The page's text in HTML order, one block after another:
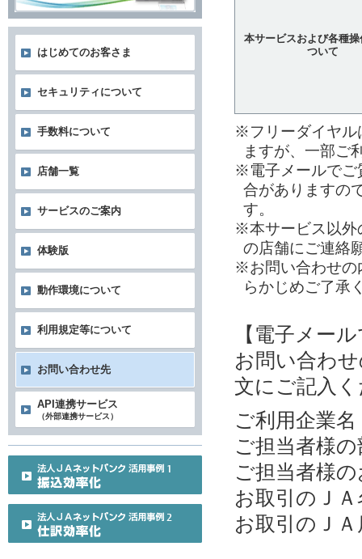
本サービスおよび各種操
ついて
※フリーダイヤル
ますが、一部ご
※電子メールでご
合がありますの
す。
※本サービス以外
の店舗にご連絡
※お問い合わせの
らかじめご了承
【電子メー
お問い合わ
文にご記入
ご利用企業名
ご担当者様
ご担当者様
お取引のＪＡ
お取引のＪ
はじめてのお客さま
セキュリティについて
手数料について
店舗一覧
サービスのご案内
体験版
動作環境について
利用規定等について
お問い合わせ先
API連携サービス
（外部連携サービス）